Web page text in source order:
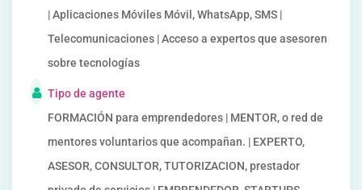
| Aplicaciones Móviles Móvil, WhatsApp, SMS |
Telecomunicaciones | Acceso a expertos que asesoren
sobre tecnologías
Tipo de agente
FORMACIÓN para emprendedores | MENTOR, o red de
mentores voluntarios que acompañan. | EXPERTO,
ASESOR, CONSULTOR, TUTORIZACION, prestador